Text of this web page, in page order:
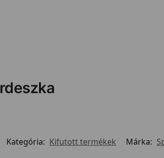
Kategória: Kifutott termékek Márka: